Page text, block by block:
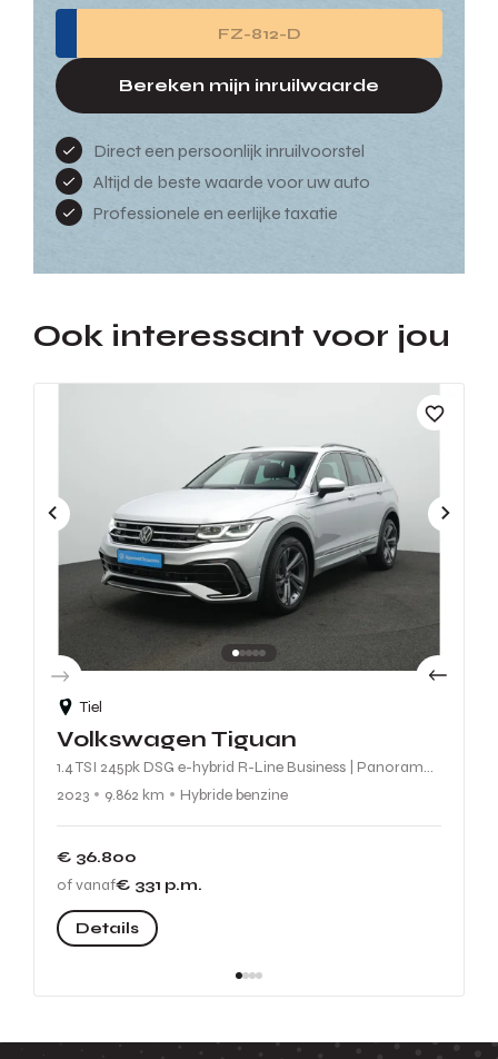
Bereken mijn inruilwaarde
Direct een persoonlijk inruilvoorstel
Altijd de beste waarde voor uw auto
Professionele en eerlijke taxatie
Ook interessant voor jou
Tiel
Volkswagen Tiguan
1.4 TSI 245pk DSG e-hybrid R-Line Business | Panoramadak, Achteruitrijcamera, Led Matrix Koplampen |
2023
9.862 km Hybride benzine
€ 36.800
of vanaf€ 331 p.m.
Details